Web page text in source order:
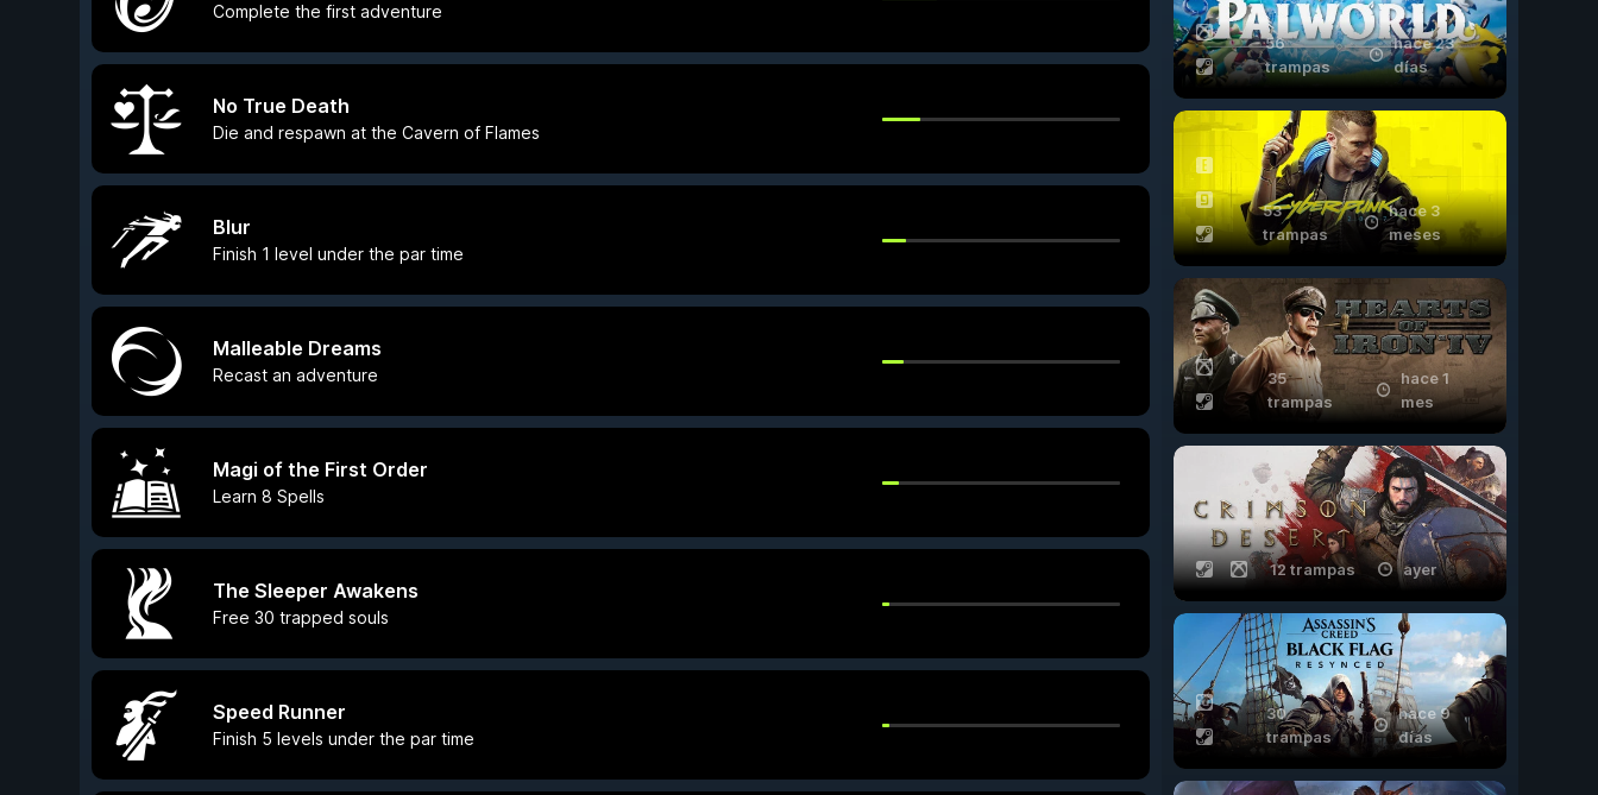
Complete the first adventure
No True Death
Die and respawn at the Cavern of Flames
Blur
Finish 1 level under the par time
Malleable Dreams
Recast an adventure
Magi of the First Order
Learn 8 Spells
The Sleeper Awakens
Free 30 trapped souls
Speed Runner
Finish 5 levels under the par time
56
trampas
hace 23
días
53
trampas
hace 3
meses
35
trampas
hace 1
mes
12 trampas ayer
30
trampas
hace 9
días